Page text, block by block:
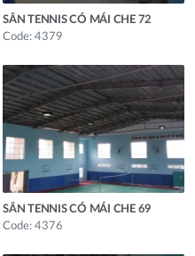
SÂN TENNIS CÓ MÁI CHE 72
Code: 4379
SÂN TENNIS CÓ MÁI CHE 69
Code: 4376